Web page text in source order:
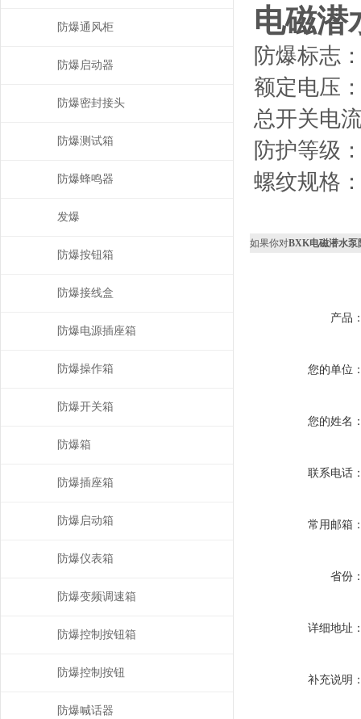
电磁潜
防爆标志
额定电压
总开关电
防护等级
螺纹规格
如果你对BXK电磁潜水泵
产品
您的单位
您的姓名
联系电话
常用邮箱
省份
详细地址
补充说明
防爆通风柜
防爆启动器
防爆密封接头
防爆测试箱
防爆蜂鸣器
发爆
防爆按钮箱
防爆接线盒
防爆电源插座箱
防爆操作箱
防爆开关箱
防爆箱
防爆插座箱
防爆启动箱
防爆仪表箱
防爆变频调速箱
防爆控制按钮箱
防爆控制按钮
防爆喊话器